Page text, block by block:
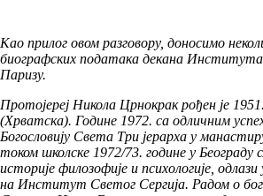
Као прилог овом разговору, доносимо
биографских података декана
Паризу.
Протојереј Никола Црнокрак рођен је
(Хрватска). Године 1972. са одличним
Богословију Света Три јерарха у
током школске 1972/73. године у Београду
историје филозофије и психологије, одлази
на Институт Светог Сергија. Радом о